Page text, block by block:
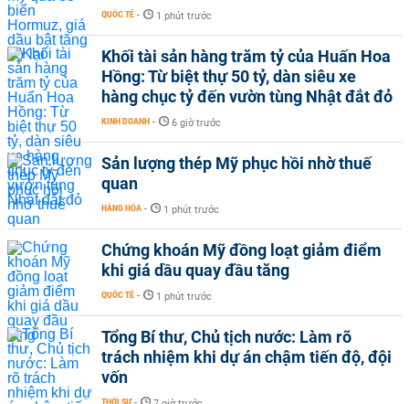
QUỐC TẾ - 1 phút trước
Khối tài sản hàng trăm tỷ của Huấn Hoa
Hồng: Từ biệt thự 50 tỷ, dàn siêu xe
hàng chục tỷ đến vườn tùng Nhật đắt đỏ
KINH DOANH - 6 giờ trước
Sản lượng thép Mỹ phục hồi nhờ thuế
quan
HÀNG HÓA - 1 phút trước
Chứng khoán Mỹ đồng loạt giảm điểm
khi giá dầu quay đầu tăng
QUỐC TẾ - 1 phút trước
Tổng Bí thư, Chủ tịch nước: Làm rõ
trách nhiệm khi dự án chậm tiến độ, đội
vốn
THỜI SỰ